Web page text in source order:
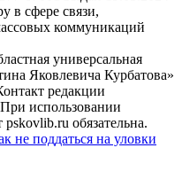
в сфере связи,
коммуникаций
универсальная
Яковлевича Курбатова»
редакции
При использовании
обязательна.
не поддаться на уловки